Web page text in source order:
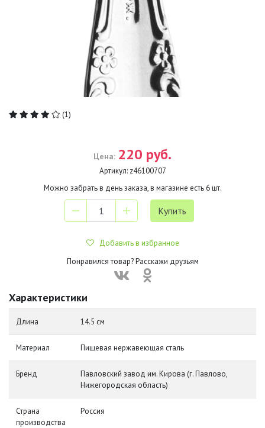
(1)
Цена: 220 руб.
Артикул: z46100707
Можно забрать в день заказа, в магазине есть 6шт.
Добавить в избранное
Понравился товар? Расскажи друзьям
Характеристики
Длина 14.5 см
Материал Пищевая нержавеющая сталь
Бренд
Павловский завод им. Кирова (г. Павлово,
Нижегородская область)
Страна
производства
Россия